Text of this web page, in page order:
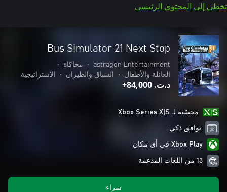
تخطي إلى المحتوى الرئيسي
Bus Simulator 21 Next Stop
astragon Entertainment
• محاكاة
•
العائلة والأطفال
• السباق والطيران • الاستراتيجية
د.ت.‏ 84,000+
محسّنة لـ Xbox Series X|S
توافق ذكي
Xbox Play في أي مكان
13 من اللغات المدعمة
شراء